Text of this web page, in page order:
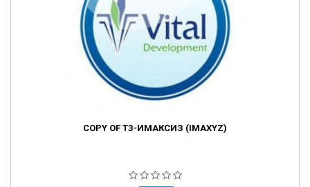
COPY OF Т3-ИМАКСИЗ (IMAXYZ)